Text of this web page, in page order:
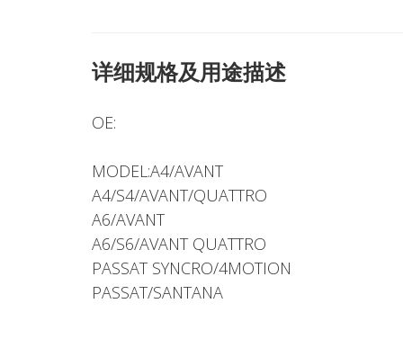
详细规格及用途描述
OE:
MODEL:A4/AVANT
A4/S4/AVANT/QUATTRO
A6/AVANT
A6/S6/AVANT QUATTRO
PASSAT SYNCRO/4MOTION
PASSAT/SANTANA